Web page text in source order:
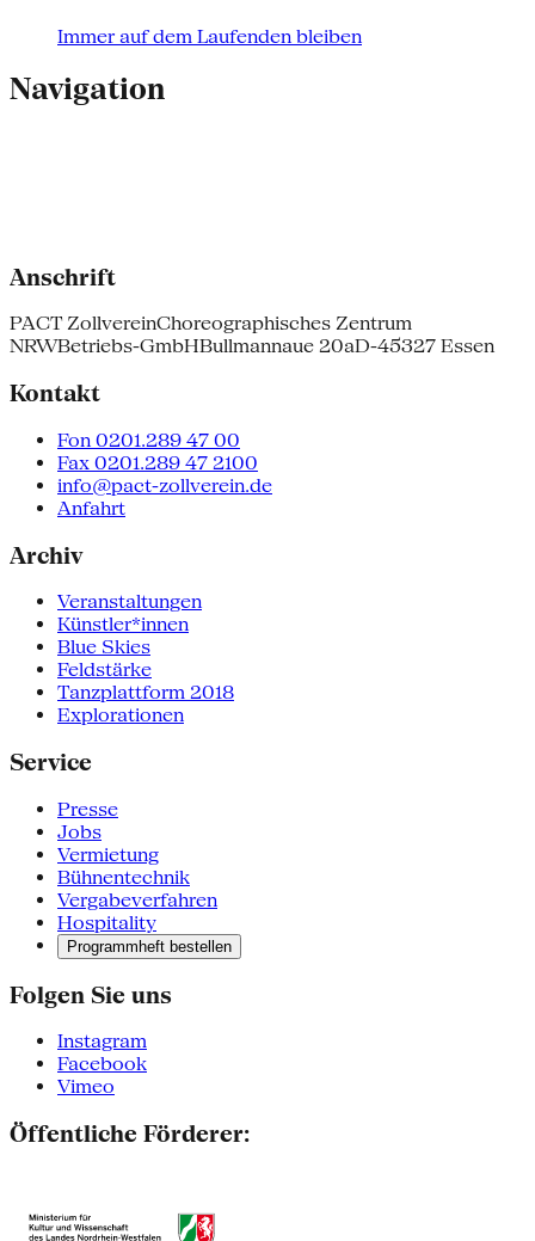
Immer auf dem Laufenden bleiben
Navigation
Anschrift
PACT ZollvereinChoreographisches Zentrum
NRWBetriebs-GmbHBullmannaue 20aD-45327 Essen
Kontakt
Fon 0201.289 47 00
Fax 0201.289 47 2100
info@pact-zollverein.de
Anfahrt
Archiv
Veranstaltungen
Künstler*innen
Blue Skies
Feldstärke
Tanzplattform 2018
Explorationen
Service
Presse
Jobs
Vermietung
Bühnentechnik
Vergabeverfahren
Hospitality
Programmheft bestellen
Folgen Sie uns
Instagram
Facebook
Vimeo
Öffentliche Förderer: